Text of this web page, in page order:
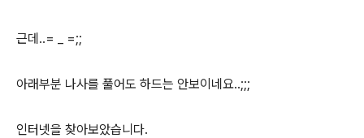
근데..= _ =;;
아래부분 나사를 풀어도 하드는 안보이네요..;;;
인터넷을 찾아보았습니다.